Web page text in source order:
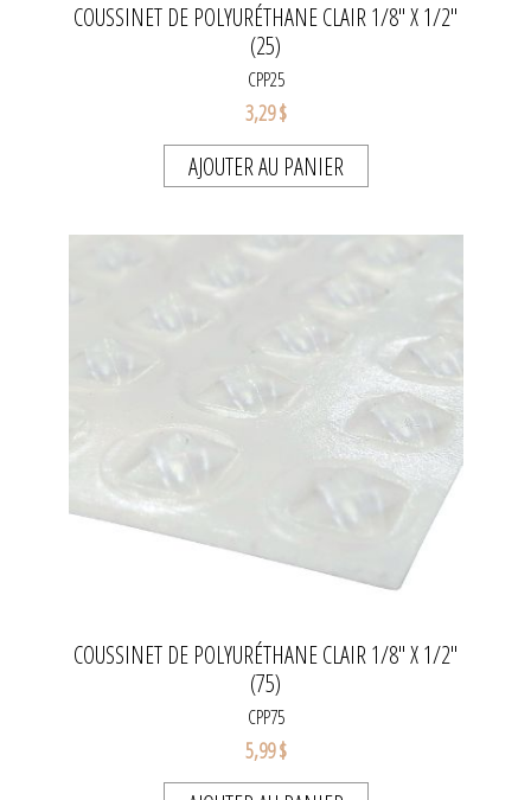
COUSSINET DE POLYURÉTHANE CLAIR 1/8" X 1/2"
(25)
CPP25
3,29 $
AJOUTER AU PANIER
COUSSINET DE POLYURÉTHANE CLAIR 1/8" X 1/2"
(75)
CPP75
5,99 $